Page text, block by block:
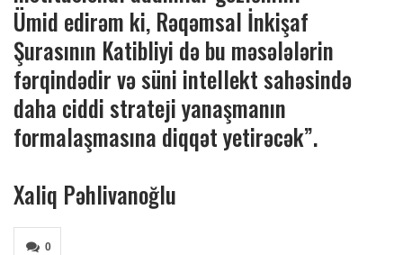
Ümid edirəm ki, Rəqəmsal İnkişaf
Şurasının Katibliyi də bu məsələlərin
fərqindədir və süni intellekt sahəsində
daha ciddi strateji yanaşmanın
formalaşmasına diqqət yetirəcək”.
Xaliq Pəhlivanoğlu
0